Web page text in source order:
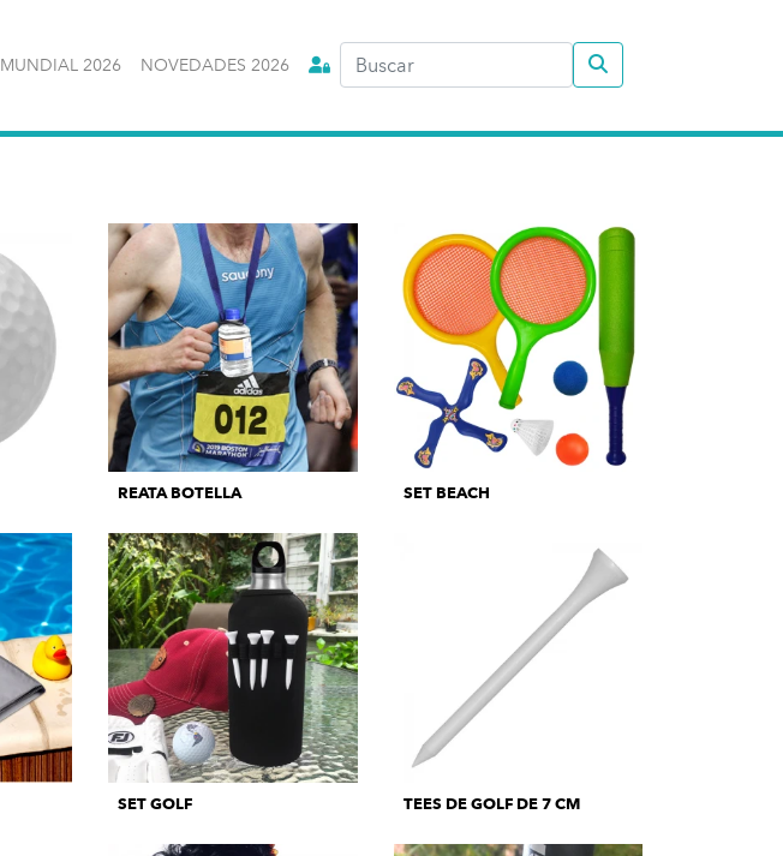
MUNDIAL 2026 NOVEDADES 2026
REATA BOTELLA SET BEACH
SET GOLF TEES DE GOLF DE 7 CM